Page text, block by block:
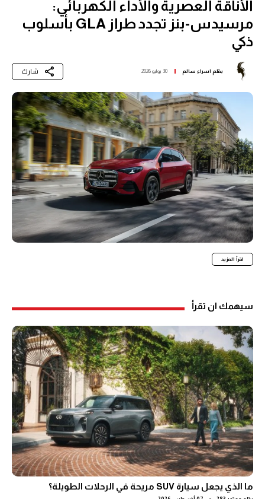
الأناقة العصرية والأداء الكهربائي:
مرسيدس-بنز تجدد طراز GLA بأسلوب
ذكي
بقلم اسراء سالم 30 يوليو 2026 شارك
اقرأ المزيد
سيهمك ان تقرأ
ما الذي يجعل سيارة SUV مريحة في الرحلات الطويلة؟